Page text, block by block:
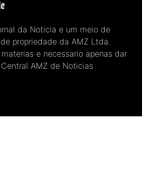
da Noticia e um meio de
propriedade da AMZ Ltda.
e necessario apenas dar
AMZ de Noticias